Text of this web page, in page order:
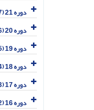
دوره 21 (1387)
دوره 20 (1386)
دوره 19 (1385)
دوره 18 (1384)
دوره 17 (1383)
دوره 16 (1382)